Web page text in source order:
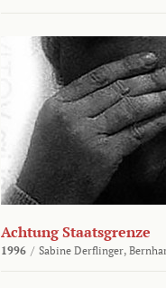
Achtung Staatsgrenze
1996 / Sabine Derflinger,